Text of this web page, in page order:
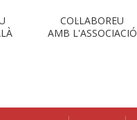
COL·LABOREU
AMB L'ASSOCIACIÓ